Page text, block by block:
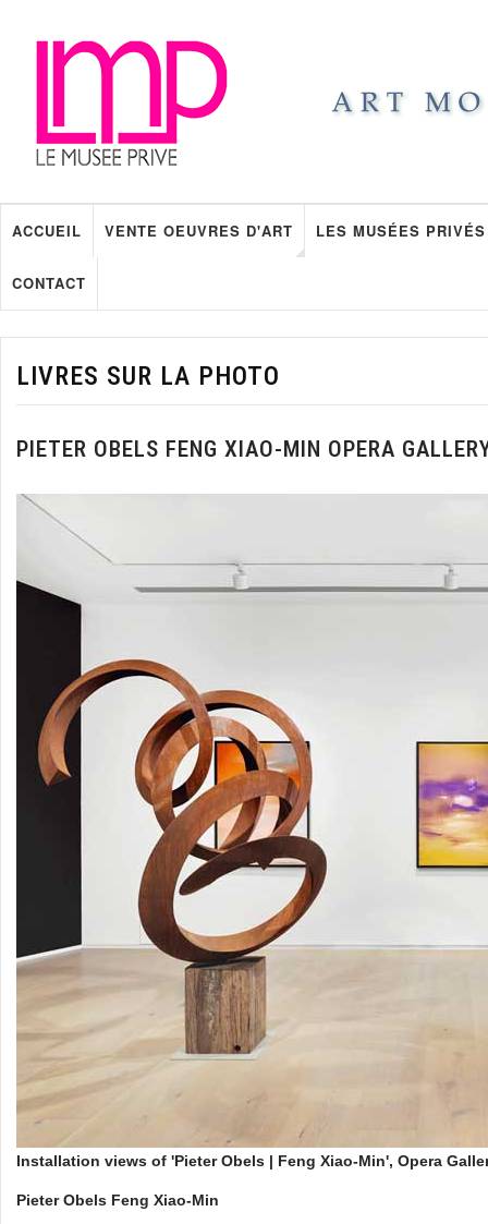
ACCUEIL VENTE OEUVRES D'ART LES MUSÉES PRIVÉS
CONTACT
LIVRES SUR LA PHOTO
PIETER OBELS FENG XIAO-MIN OPERA
Installation views of 'Pieter Obels | Feng Xiao-Min', Opera
Pieter Obels Feng Xiao-Min